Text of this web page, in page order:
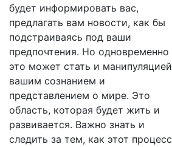
будет информировать вас,
предлагать вам новости, как бы
подстраиваясь под ваши
предпочтения. Но одновременно
это может стать и манипуляцией
вашим сознанием и
представлением о мире. Это
область, которая будет жить и
развивается. Важно знать и
следить за тем, как этот процесс